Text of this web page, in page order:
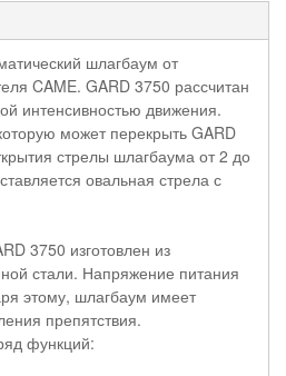
шлагбаум от
CAME. GARD 3750 рассчитан
интенсивностью движения.
может перекрыть GARD
стрелы шлагбаума от 2 до
овальная стрела с
3750 изготовлен из
стали. Напряжение питания
этому, шлагбаум имеет
препятствия.
функций: